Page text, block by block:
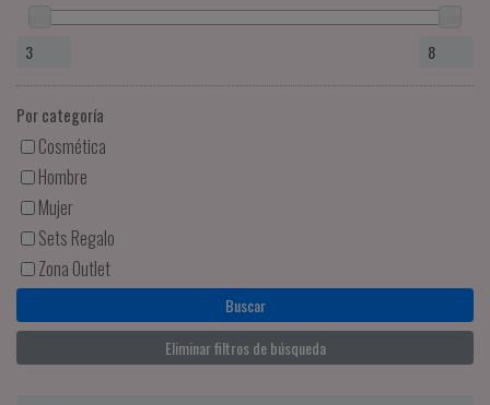
Por categoría
Cosmética
Hombre
Mujer
Sets Regalo
Zona Outlet
Eliminar filtros de búsqueda